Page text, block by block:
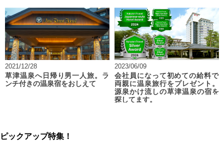
2021/12/28
草津温泉へ日帰り男一人旅。ラ
ンチ付きの温泉宿をおしえて
2023/06/09
会社員になって初めての給料で
両親に温泉旅行をプレゼント。
源泉かけ流しの草津温泉の宿を
探してます。
ピックアップ特集！